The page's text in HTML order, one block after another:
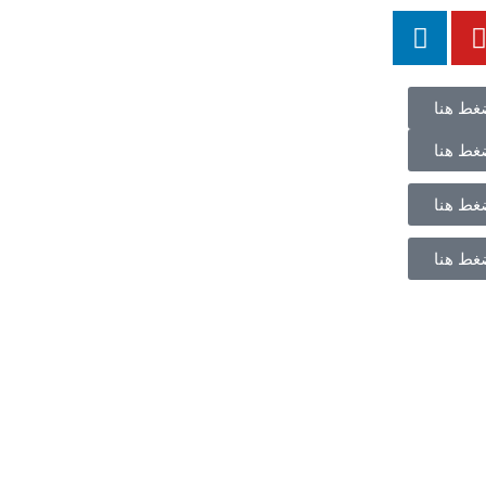
هنا
هنا
هنا
هنا